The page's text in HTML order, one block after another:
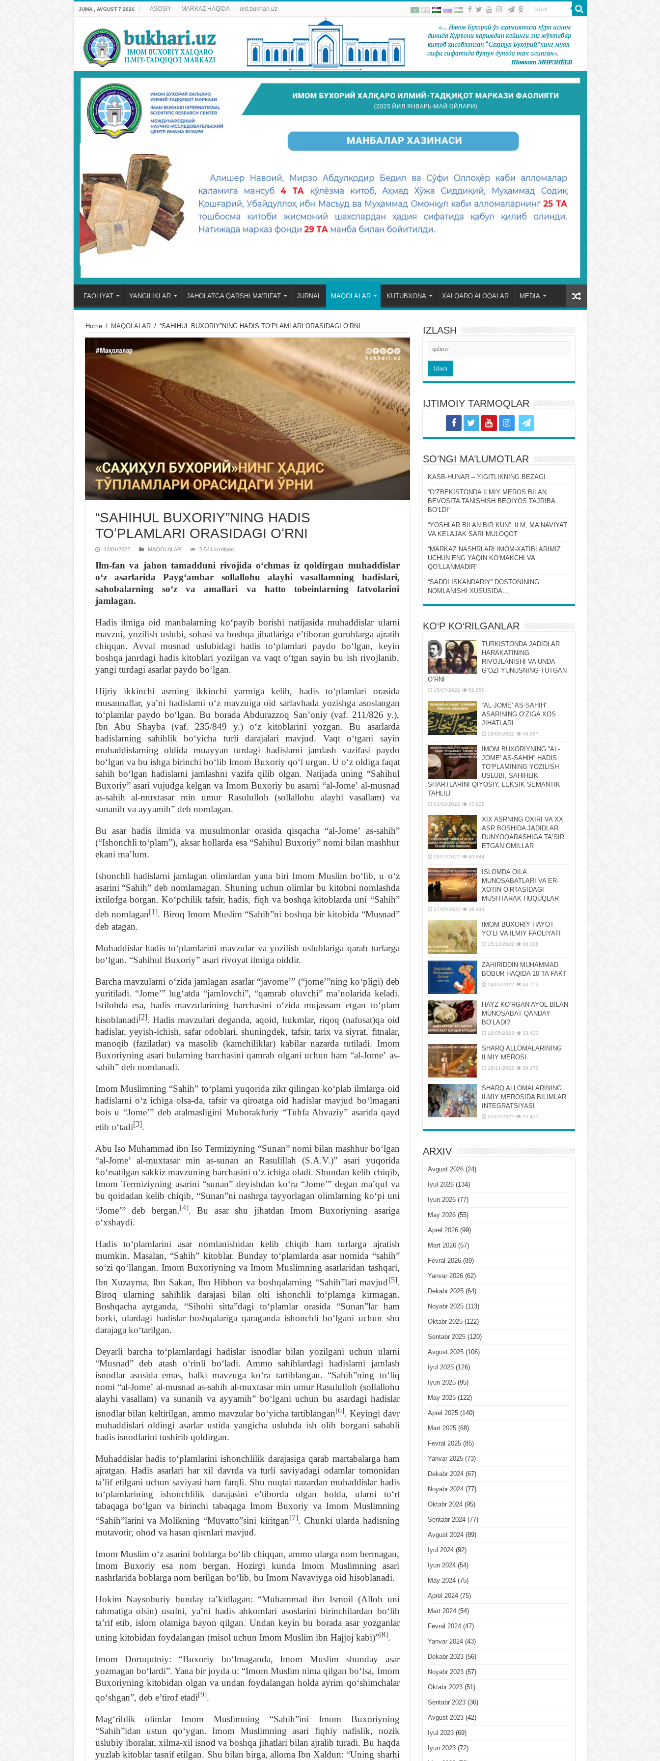
JUMA , AVGUST 7 2026 ASOSIY MARKAZ HAQIDA old.bukhari.uz
FAOLIYAT YANGILIKLAR JAHOLATGA QARSHI MA’RIFAT JURNAL MAQOLALAR KUTUBXONA XALQARO ALOQALAR MEDIA
Home / MAQOLALAR / “SAHIHUL BUXORIY”NING HADIS TOʻPLAMLARI ORASIDAGI OʻRNI
“SAHIHUL BUXORIY”NING HADIS
TOʻPLAMLARI ORASIDAGI OʻRNI
12/01/2022 MAQOLALAR 5,541 koʻrilgan
Ilm-fan va jahon tamadduni rivojida oʻchmas iz qoldirgan muhaddislar
oʻz asarlarida Paygʻambar sollallohu alayhi vasallamning hadislari,
sahobalarning soʻz va amallari va hatto tobeinlarning fatvolarini
jamlagan.
Hadis ilmiga oid manbalarning koʻpayib borishi natijasida muhaddislar ularni
mavzui, yozilish uslubi, sohasi va boshqa jihatlariga eʼtiboran guruhlarga ajratib
chiqqan. Avval musnad uslubidagi hadis toʻplamlari paydo boʻlgan, keyin
boshqa janrdagi hadis kitoblari yozilgan va vaqt oʻtgan sayin bu ish rivojlanib,
yangi turdagi asarlar paydo boʻlgan.
Hijriy ikkinchi asrning ikkinchi yarmiga kelib, hadis toʻplamlari orasida
musannaflar, yaʼni hadislarni oʻz mavzuiga oid sarlavhada yozishga asoslangan
toʻplamlar paydo boʻlgan. Bu borada Abdurazzoq Sanʼoniy (vaf. 211/826 y.),
Ibn Abu Shayba (vaf. 235/849 y.) oʻz kitoblarini yozgan. Bu asarlarda
hadislarning sahihlik boʻyicha turli darajalari mavjud. Vaqt oʻtgani sayin
muhaddislarning oldida muayyan turdagi hadislarni jamlash vazifasi paydo
boʻlgan va bu ishga birinchi boʻlib Imom Buxoriy qoʻl urgan. U oʻz oldiga faqat
sahih boʻlgan hadislarni jamlashni vazifa qilib olgan. Natijada uning “Sahihul
Buxoriy” asari vujudga kelgan va Imom Buxoriy bu asarni “al-Jomeʼ al-musnad
as-sahih al-muxtasar min umur Rasululloh (sollallohu alayhi vasallam) va
sunanih va ayyamih” deb nomlagan.
Bu asar hadis ilmida va musulmonlar orasida qisqacha “al-Jomeʼ as-sahih”
(“Ishonchli toʻplam”), aksar hollarda esa “Sahihul Buxoriy” nomi bilan mashhur
ekani maʼlum.
Ishonchli hadislarni jamlagan olimlardan yana biri Imom Muslim boʻlib, u oʻz
asarini “Sahih” deb nomlamagan. Shuning uchun olimlar bu kitobni nomlashda
ixtilofga borgan. Koʻpchilik tafsir, hadis, fiqh va boshqa kitoblarda uni “Sahih”
deb nomlagan[1]. Biroq Imom Muslim “Sahih”ni boshqa bir kitobida “Musnad”
deb atagan.
Muhaddislar hadis toʻplamlarini mavzular va yozilish uslublariga qarab turlarga
boʻlgan. “Sahihul Buxoriy” asari rivoyat ilmiga oiddir.
Barcha mavzularni oʻzida jamlagan asarlar “javomeʼ” (“jomeʼ”ning koʻpligi) deb
yuritiladi. “Jomeʼ” lugʻatda “jamlovchi”, “qamrab oluvchi” maʼnolarida keladi.
Istilohda esa, hadis mavzularining barchasini oʻzida mujassam etgan toʻplam
hisoblanadi[2]. Hadis mavzulari deganda, aqoid, hukmlar, riqoq (nafosat)qa oid
hadislar, yeyish-ichish, safar odoblari, shuningdek, tafsir, tarix va siyrat, fitnalar,
manoqib (fazilatlar) va masolib (kamchiliklar) kabilar nazarda tutiladi. Imom
Buxoriyning asari bularning barchasini qamrab olgani uchun ham “al-Jomeʼ as-
sahih” deb nomlanadi.
Imom Muslimning “Sahih” toʻplami yuqorida zikr qilingan koʻplab ilmlarga oid
hadislarni oʻz ichiga olsa-da, tafsir va qiroatga oid hadislar mavjud boʻlmagani
bois u “Jomeʼ” deb atalmasligini Muborakfuriy “Tuhfa Ahvaziy” asarida qayd
etib oʻtadi[3].
Abu Iso Muhammad ibn Iso Termiziyning “Sunan” nomi bilan mashhur boʻlgan
“al-Jomeʼ al-muxtasar min as-sunan an Rasulillah (S.A.V.)” asari yuqorida
koʻrsatilgan sakkiz mavzuning barchasini oʻz ichiga oladi. Shundan kelib chiqib,
Imom Termiziyning asarini “sunan” deyishdan koʻra “Jomeʼ” degan maʼqul va
bu qoidadan kelib chiqib, “Sunan”ni nashrga tayyorlagan olimlarning koʻpi uni
“Jomeʼ” deb bergan.[4]. Bu asar shu jihatdan Imom Buxoriyning asariga
oʻxshaydi.
Hadis toʻplamlarini asar nomlanishidan kelib chiqib ham turlarga ajratish
mumkin. Masalan, “Sahih” kitoblar. Bunday toʻplamlarda asar nomida “sahih”
soʻzi qoʻllangan. Imom Buxoriyning va Imom Muslimning asarlaridan tashqari,
Ibn Xuzayma, Ibn Sakan, Ibn Hibbon va boshqalarning “Sahih”lari mavjud[5].
Biroq ularning sahihlik darajasi bilan olti ishonchli toʻplamga kirmagan.
Boshqacha aytganda, “Sihohi sitta”dagi toʻplamlar orasida “Sunan”lar ham
borki, ulardagi hadislar boshqalariga qaraganda ishonchli boʻlgani uchun shu
darajaga koʻtarilgan.
Deyarli barcha toʻplamlardagi hadislar isnodlar bilan yozilgani uchun ularni
“Musnad” deb atash oʻrinli boʻladi. Ammo sahihlardagi hadislarni jamlash
isnodlar asosida emas, balki mavzuga koʻra tartiblangan. “Sahih”ning toʻliq
nomi “al-Jomeʼ al-musnad as-sahih al-muxtasar min umur Rasululloh (sollallohu
alayhi vasallam) va sunanih va ayyamih” boʻlgani uchun bu asardagi hadislar
isnodlar bilan keltirilgan, ammo mavzular boʻyicha tartiblangan[6]. Keyingi davr
muhaddislari oldingi asarlar ustida yangicha uslubda ish olib borgani sababli
hadis isnodlarini tushirib qoldirgan.
Muhaddislar hadis toʻplamlarini ishonchlilik darajasiga qarab martabalarga ham
ajratgan. Hadis asarlari har xil davrda va turli saviyadagi odamlar tomonidan
taʼlif etilgani uchun saviyasi ham farqli. Shu nuqtai nazardan muhaddislar hadis
toʻplamlarining ishonchlilik darajasini eʼtiborda olgan holda, ularni toʻrt
tabaqaga boʻlgan va birinchi tabaqaga Imom Buxoriy va Imom Muslimning
“Sahih”larini va Molikning “Muvatto”sini kiritgan[7]. Chunki ularda hadisning
mutavotir, ohod va hasan qismlari mavjud.
Imom Muslim oʻz asarini boblarga boʻlib chiqqan, ammo ularga nom bermagan,
Imom Buxoriy esa nom bergan. Hozirgi kunda Imom Muslimning asari
nashrlarida boblarga nom berilgan boʻlib, bu Imom Navaviyga oid hisoblanadi.
Hokim Naysoburiy bunday taʼkidlagan: “Muhammad ibn Ismoil (Alloh uni
rahmatiga olsin) usulni, yaʼni hadis ahkomlari asoslarini birinchilardan boʻlib
taʼrif etib, islom olamiga bayon qilgan. Undan keyin bu borada asar yozganlar
uning kitobidan foydalangan (misol uchun Imom Muslim ibn Hajjoj kabi)”[8].
Imom Doruqutniy: “Buxoriy boʻlmaganda, Imom Muslim shunday asar
yozmagan boʻlardi”. Yana bir joyda u: “Imom Muslim nima qilgan boʻlsa, Imom
Buxoriyning kitobidan olgan va undan foydalangan holda ayrim qoʻshimchalar
qoʻshgan”, deb eʼtirof etadi[9].
Magʻriblik olimlar Imom Muslimning “Sahih”ini Imom Buxoriyning
“Sahih”idan ustun qoʻygan. Imom Muslimning asari fiqhiy nafislik, nozik
uslubiy iboralar, xilma-xil isnod va boshqa jihatlari bilan ajralib turadi. Bu haqda
yuzlab kitoblar tasnif etilgan. Shu bilan birga, alloma Ibn Xaldun: “Uning sharhi
IZLASH
IJTIMOIY TARMOQLAR
SOʻNGI MA’LUMOTLAR
KASB-HUNAR – YIGITLIKNING BEZAGI
“OʻZBEKISTONDA ILMIY MEROS BILAN
BEVOSITA TANISHISH BEQIYOS TAJRIBA
BOʻLDI”
“YOSHLAR BILAN BIR KUN”: ILM, MAʼNAVIYAT
VA KELAJAK SARI MULOQOT
“MARKAZ NASHRLARI IMOM-XATIBLARIMIZ
UCHUN ENG YAQIN KOʻMAKCHI VA
QOʻLLANMADIR”
“SADDI ISKANDARIY” DOSTONINING
NOMLANISHI XUSUSIDA…
KO‘P KO‘RILGANLAR
TURKISTONDA JADIDLAR
HARAKATINING
RIVOJLANISHI VA UNDA
GʻOZI YUNUSNING TUTGAN
OʻRNI
15/07/2022 52,858
“AL-JOMEʼ AS-SAHIH”
ASARINING OʻZIGA XOS
JIHATLARI
29/08/2022 48,987
IMOM BUXORIYNING “AL-
JOMEʼ AS-SAHIH” HADIS
TOʻPLAMINING YOZILISH
USLUBI, SAHIHLIK
SHARTLARINI QIYOSIY, LЕKSIK SЕMANTIK
TAHLILI
03/02/2022 47,928
XIX ASRNING OXIRI VA XX
ASR BOSHIDA JADIDLAR
DUNYOQARASHIGA TAʼSIR
ETGAN OMILLAR
29/07/2022 40,844
ISLOMDA OILA
MUNOSABATLARI VA ER-
XOTIN OʻRTASIDAGI
MUSHTARAK HUQUQLAR
17/05/2022 39,444
IMOM BUXORIY HAYOT
YOʻLI VA ILMIY FAOLIYATI
15/11/2022 36,388
ZAHIRIDDIN MUHAMMAD
BOBUR HAQIDA 10 TA FAKT
14/02/2022 34,752
HAYZ KOʻRGAN AYOL BILAN
MUNOSABAT QANDAY
BOʻLADI?
18/05/2023 33,433
SHARQ ALLOMALARINING
ILMIY MEROSI
16/11/2022 30,170
SHARQ ALLOMALARINING
ILMIY MЕROSIDA BILIMLAR
INTЕGRATSIYASI
25/02/2022 25,431
ARXIV
Avgust 2026(24)
Iyul 2026(134)
Iyun 2026(77)
May 2026(55)
Aprel 2026(99)
Mart 2026(57)
Fevral 2026(89)
Yanvar 2026(62)
Dekabr 2025(64)
Noyabr 2025(113)
Oktabr 2025(122)
Sentabr 2025(120)
Avgust 2025(106)
Iyul 2025(126)
Iyun 2025(95)
May 2025(122)
Aprel 2025(140)
Mart 2025(68)
Fevral 2025(85)
Yanvar 2025(73)
Dekabr 2024(67)
Noyabr 2024(77)
Oktabr 2024(95)
Sentabr 2024(77)
Avgust 2024(89)
Iyul 2024(92)
Iyun 2024(54)
May 2024(75)
Aprel 2024(75)
Mart 2024(54)
Fevral 2024(47)
Yanvar 2024(43)
Dekabr 2023(56)
Noyabr 2023(57)
Oktabr 2023(51)
Sentabr 2023(36)
Avgust 2023(42)
Iyul 2023(69)
Iyun 2023(72)